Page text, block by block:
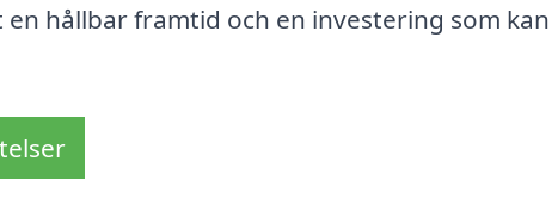
hållbar framtid och en investering som kan